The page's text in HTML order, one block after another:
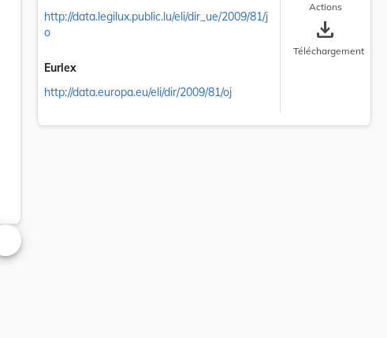
la taille du texte
http://data.legilux.public.lu/eli/dir_ue/2009/81/j
o
Eurlex
http://data.europa.eu/eli/dir/2009/81/oj
Actions
save_alt
Téléchargement